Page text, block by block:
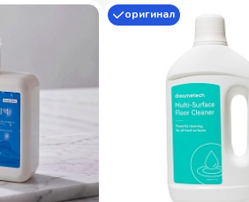
оригинал